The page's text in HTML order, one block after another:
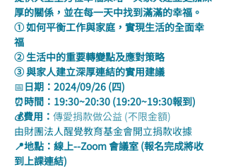
厚的關係，並在每一天中找到滿滿的幸福。
① 如何平衡工作與家庭，實現生活的全面幸
福
② 生活中的重要轉變點及應對策略
③ 與家人建立深厚連結的實用建議
📅日期：2024/09/26 (四)
⏰時間：19:30~20:30 (19:20~19:30報到)
💰費用： 傳愛捐款做公益 (不限金額)
由財團法人醒覺教育基金會開立捐款收據
📍地點：線上--Zoom 會議室 (報名完成將收
到上課連結)